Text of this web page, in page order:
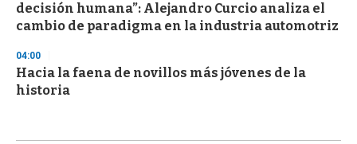
decisión humana”: Alejandro Curcio analiza el
cambio de paradigma en la industria automotriz
04:00
Hacia la faena de novillos más jóvenes de la
historia